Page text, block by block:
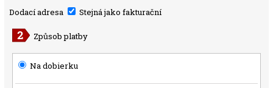
Dodací adresa
Stejná jako fakturační
Způsob platby
Na dobierku